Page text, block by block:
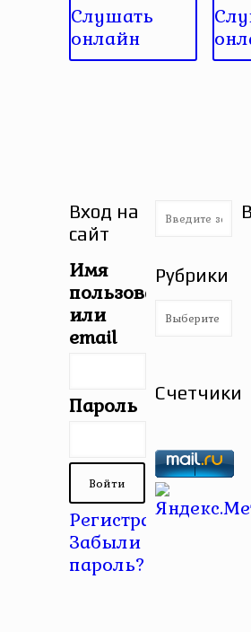
Слушать
онлайн
Вход на
сайт
Имя
пользователя
или
email
Пароль
Регистрация |
Забыли
пароль?
Рубрики
Рубрики
Счетчики